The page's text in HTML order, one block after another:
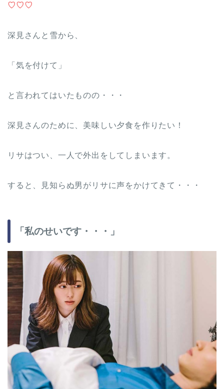
♡♡♡
深見さんと雪から、
「気を付けて」
と言われてはいたものの・・・
深見さんのために、美味しい夕食を作りたい！
リサはつい、一人で外出をしてしまいます。
すると、見知らぬ男がリサに声をかけてきて・・・
「私のせいです・・・」